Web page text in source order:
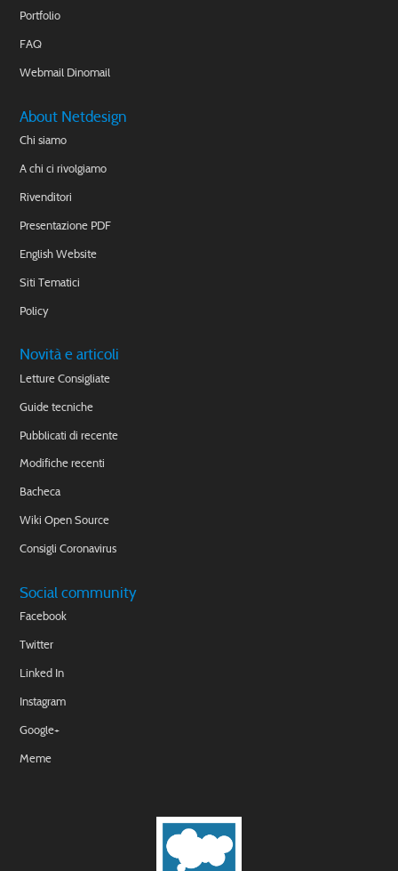
Portfolio
FAQ
Webmail Dinomail
About Netdesign
Chi siamo
A chi ci rivolgiamo
Rivenditori
Presentazione PDF
English Website
Siti Tematici
Policy
Novità e articoli
Letture Consigliate
Guide tecniche
Pubblicati di recente
Modifiche recenti
Bacheca
Wiki Open Source
Consigli Coronavirus
Social community
Facebook
Twitter
Linked In
Instagram
Google+
Meme